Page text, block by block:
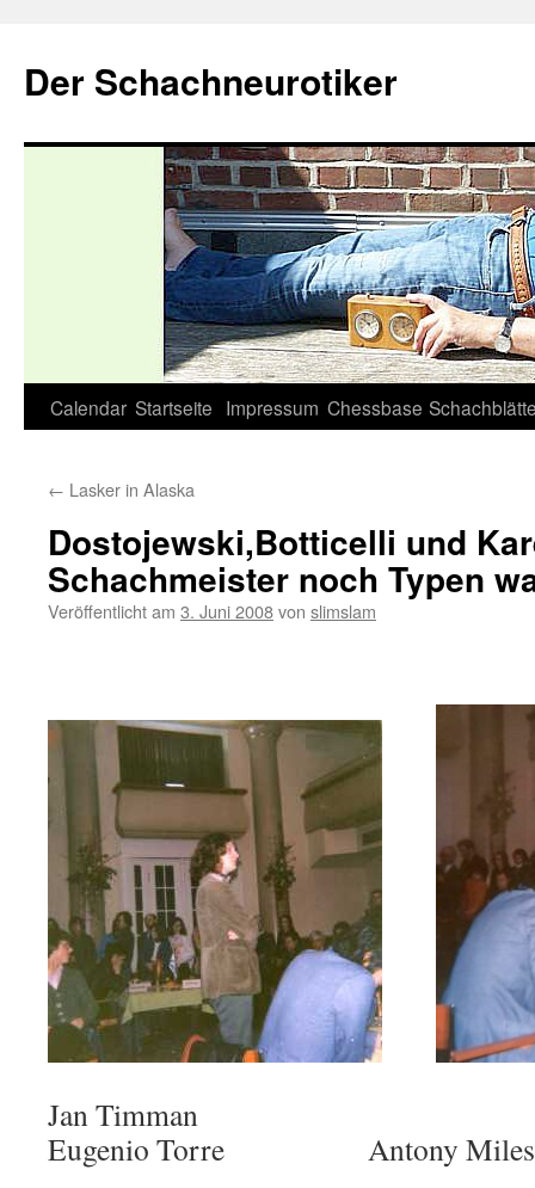
springen
Der Schachneurotiker
Calendar Startseite Impressum Chessbase
← Lasker in Alaska
Dostojewski,Botticelli und
Schachmeister noch Typen
Veröffentlicht am 3. Juni 2008von slimslam
Jan
Eugenio Torre Antony Miles